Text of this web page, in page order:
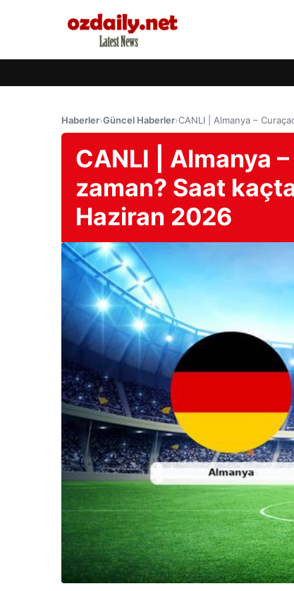
Haberler›Güncel Haberler›CANLI | Almanya –
CANLI | Almanya
zaman? Saat
Haziran 2026